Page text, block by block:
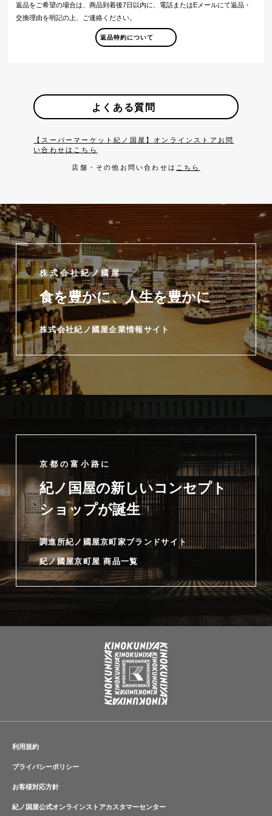
返品をご希望の場合は、商品到着後7日以内に、電話またはEメールにて返品・
交換理由を明記の上、ご連絡ください。
返品特約について
よくある質問
【スーパーマーケット紀ノ国屋】オンラインストアお問
い合わせはこちら
店舗・その他お問い合わせは こちら
株式会社紀ノ國屋
食を豊かに、人生を豊かに
株式会社紀ノ國屋企業情報サイト
京都の富小路に
紀ノ国屋の新しいコンセプト
ショップが誕生
調進所紀ノ國屋京町家ブランドサイト
紀ノ國屋京町屋 商品一覧
利用規約
プライバシーポリシー
お客様対応方針
紀ノ国屋公式オンラインストアカスタマーセンター